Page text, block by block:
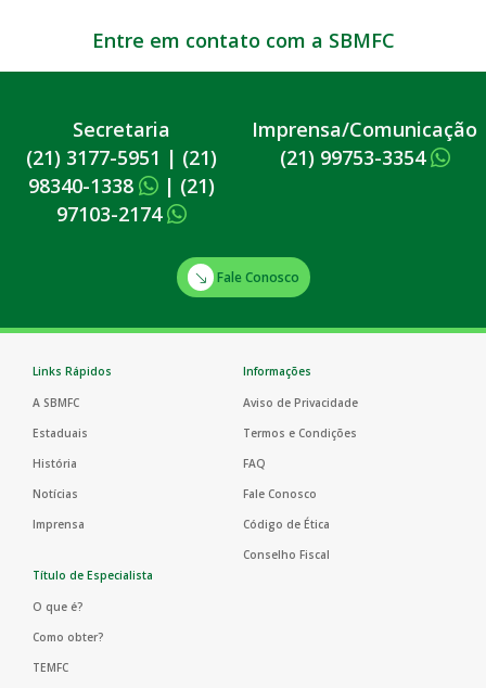
Entre em contato com a SBMFC
Secretaria
(21) 3177-5951 | (21)
98340-1338
| (21)
97103-2174
Imprensa/Comunicação
(21) 99753-3354
Fale Conosco
Links Rápidos
A SBMFC
Estaduais
História
Notícias
Imprensa
Informações
Aviso de Privacidade
Termos e Condições
FAQ
Fale Conosco
Código de Ética
Conselho Fiscal
Título de Especialista
O que é?
Como obter?
TEMFC